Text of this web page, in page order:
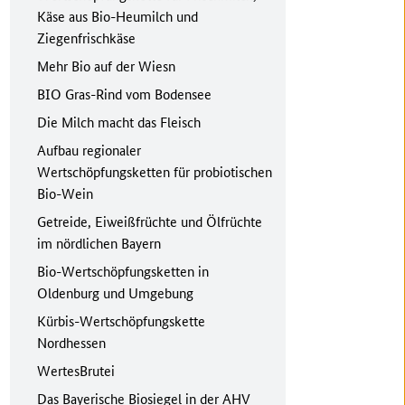
Käse aus Bio-Heumilch und
Ziegenfrischkäse
Mehr Bio auf der Wiesn
BIO Gras-Rind vom Bodensee
Die Milch macht das Fleisch
Aufbau regionaler
Wertschöpfungsketten für probiotischen
Bio-Wein
Getreide, Eiweißfrüchte und Ölfrüchte
im nördlichen Bayern
Bio-Wertschöpfungsketten in
Oldenburg und Umgebung
Kürbis-Wertschöpfungskette
Nordhessen
WertesBrutei
Das Bayerische Biosiegel in der AHV